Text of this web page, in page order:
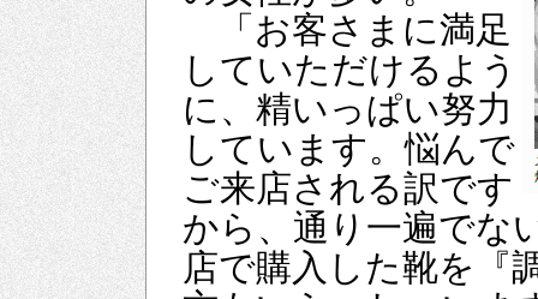
「お客さまに満足
していただけるよう
に、精いっぱい努力
しています。悩んで
ご来店される訳です
から、通り一遍でな
店で購入した靴を『